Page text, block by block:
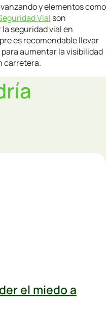
y elementos como
Vial son
seguridad vial en
es recomendable llevar
aumentar la visibilidad
carretera.
el miedo a